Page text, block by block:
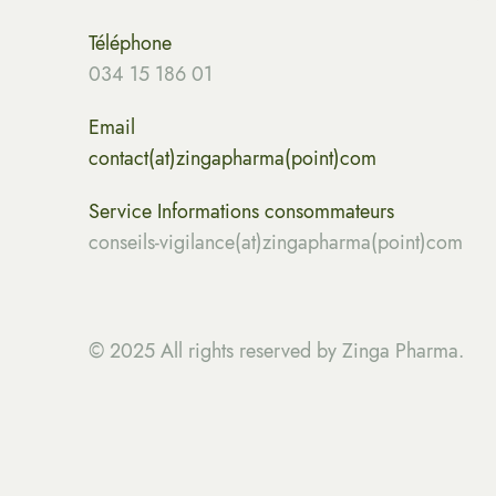
Téléphone
034 15 186 01
Email
contact(at)zingapharma(point)com
Service Informations consommateurs
conseils-vigilance(at)zingapharma(point)com
© 2025 All rights reserved by Zinga Pharma.